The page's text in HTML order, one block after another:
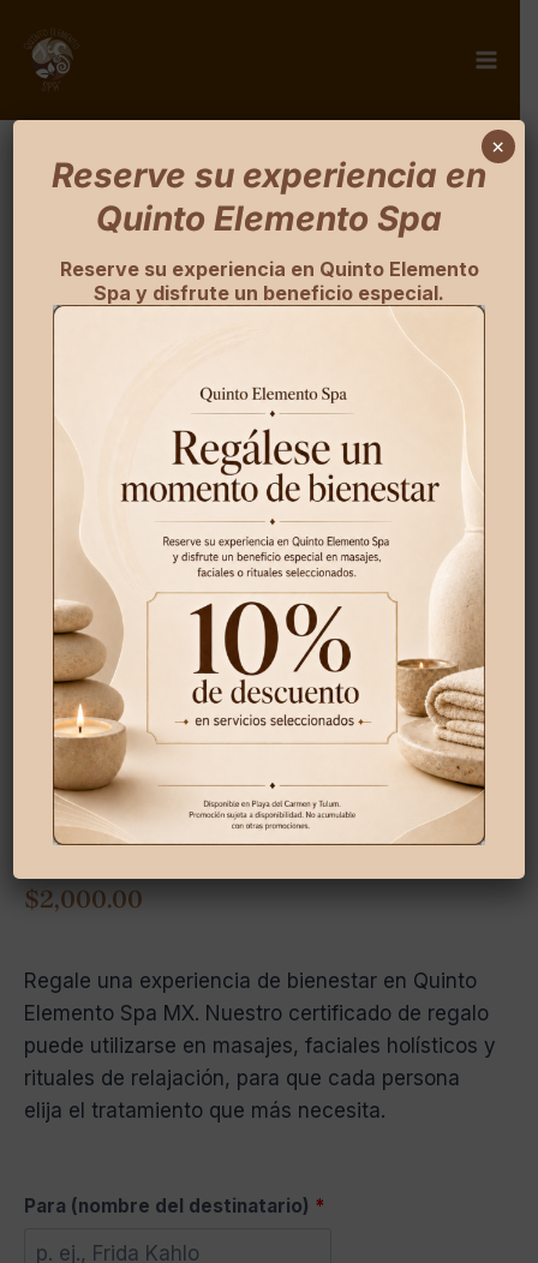
Inicio/Tienda/ Certificados de regalo / Certificado de
2,000 pesos
Certificado de 2,000 pesos
$2,000.00
Regale una experiencia de bienestar en Quinto
Elemento Spa MX. Nuestro certificado de regalo
puede utilizarse en masajes, faciales holísticos y
rituales de relajación, para que cada persona
elija el tratamiento que más necesita.
Para (nombre del destinatario) *
Reserve su experiencia en
Quinto Elemento Spa
Reserve su experiencia en Quinto Elemento
Spa y disfrute un beneficio especial.
×